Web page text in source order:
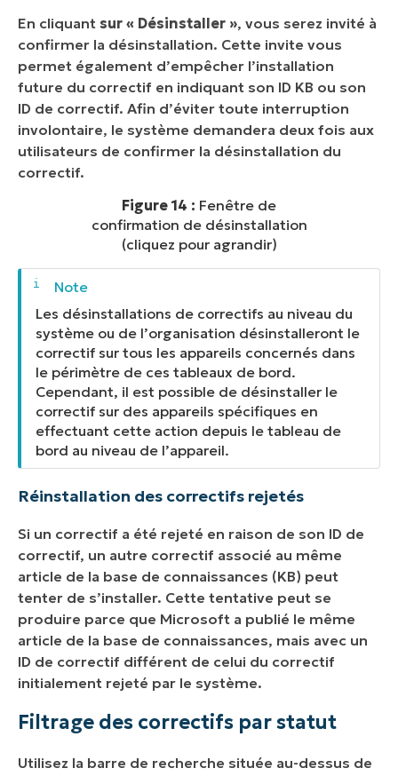
En cliquant sur « Désinstaller », vous serez invité à
confirmer la désinstallation. Cette invite vous
permet également d’empêcher l’installation
future du correctif en indiquant son ID KB ou son
ID de correctif. Afin d’éviter toute interruption
involontaire, le système demandera deux fois aux
utilisateurs de confirmer la désinstallation du
correctif.
Figure 14 : Fenêtre de
confirmation de désinstallation
(cliquez pour agrandir)
Les désinstallations de correctifs au niveau du
système ou de l’organisation désinstalleront le
correctif sur tous les appareils concernés dans
le périmètre de ces tableaux de bord.
Cependant, il est possible de désinstaller le
correctif sur des appareils spécifiques en
effectuant cette action depuis le tableau de
bord au niveau de l’appareil.
Réinstallation des correctifs rejetés
Si un correctif a été rejeté en raison de son ID de
correctif, un autre correctif associé au même
article de la base de connaissances (KB) peut
tenter de s’installer. Cette tentative peut se
produire parce que Microsoft a publié le même
article de la base de connaissances, mais avec un
ID de correctif différent de celui du correctif
initialement rejeté par le système.
Filtrage des correctifs par statut
Utilisez la barre de recherche située au-dessus de